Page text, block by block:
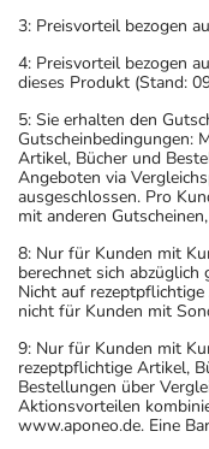
3: Preisvorteil bezogen
4: Preisvorteil bezogen
dieses Produkt (Stand:
5: Sie erhalten den
Gutscheinbedingungen:
Artikel, Bücher und
Angeboten via
ausgeschlossen. Pro
mit anderen
8: Nur für Kunden mit
berechnet sich
Nicht auf
nicht für Kunden mit
9: Nur für Kunden mit
rezeptpflichtige Artikel,
Bestellungen über
Aktionsvorteilen
www.aponeo.de. Eine